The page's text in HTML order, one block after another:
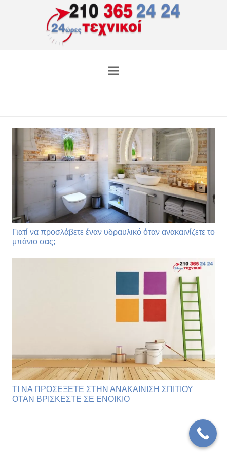
Γιατί να προσλάβετε έναν υδραυλικό όταν ανακαινίζετε το
μπάνιο σας;
ΤΙ ΝΑ ΠΡΟΣΕΞΕΤΕ ΣΤΗΝ ΑΝΑΚΑΙΝΙΣΗ ΣΠΙΤΙΟΥ
ΟΤΑΝ ΒΡΙΣΚΕΣΤΕ ΣΕ ΕΝΟΙΚΙΟ